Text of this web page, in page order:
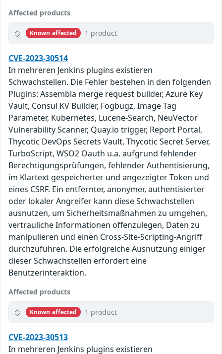
Affected products
Known affected 1 product
CVE-2023-30514
In mehreren Jenkins plugins existieren
Schwachstellen. Die Fehler bestehen in den folgenden
Plugins: Assembla merge request builder, Azure Key
Vault, Consul KV Builder, Fogbugz, Image Tag
Parameter, Kubernetes, Lucene-Search, NeuVector
Vulnerability Scanner, Quay.io trigger, Report Portal,
Thycotic DevOps Secrets Vault, Thycotic Secret Server,
TurboScript, WSO2 Oauth u.a. aufgrund fehlender
Berechtigungsprüfungen, fehlender Authentisierung,
im Klartext gespeicherter und angezeigter Token und
eines CSRF. Ein entfernter, anonymer, authentisierter
oder lokaler Angreifer kann diese Schwachstellen
ausnutzen, um Sicherheitsmaßnahmen zu umgehen,
vertrauliche Informationen offenzulegen, Daten zu
manipulieren und einen Cross-Site-Scripting-Angriff
durchzuführen. Die erfolgreiche Ausnutzung einiger
dieser Schwachstellen erfordert eine
Benutzerinteraktion.
Affected products
Known affected 1 product
CVE-2023-30513
In mehreren Jenkins plugins existieren